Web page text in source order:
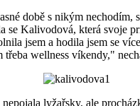
době s nikým nechodím,
se Kalivodová, která svoje
jsem a hodila jsem se
třeba wellness víkendy,"
lyžařsky, ale